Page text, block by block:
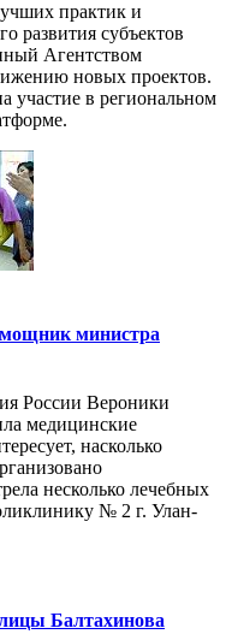
практик и
развития субъектов
Агентством
новых проектов.
участие в региональном
министра
России Вероники
медицинские
насколько
несколько лечебных
№ 2 г. Улан-
Балтахинова